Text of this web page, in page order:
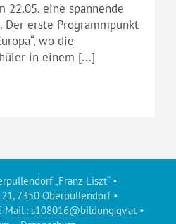
22.05. eine spannende
Der erste Programmpunkt
wo die
in einem [...]
„Franz Liszt“ •
7350 Oberpullendorf •
Mail.: s108016@bildung.gv.at•